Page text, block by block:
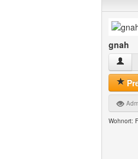
gnah
gnah
Wohnort: